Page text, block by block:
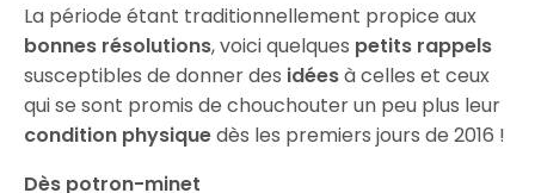
La période étant traditionnellement propice aux
bonnes résolutions, voici quelques petits rappels
susceptibles de donner des idéesà celles et ceux
qui se sont promis de chouchouter un peu plus leur
condition physiquedès les premiers jours de 2016 !
Dès potron-minet